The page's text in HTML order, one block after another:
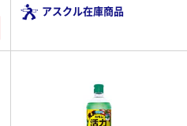
アスクル在庫商品